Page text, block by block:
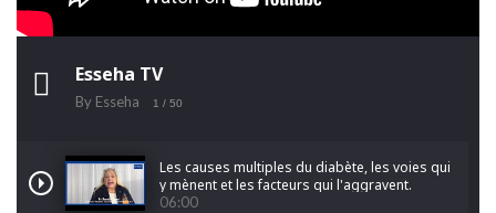
Esseha TV
By Esseha 1 / 50
Les causes multiples du diabète, les voies qui
y mènent et les facteurs qui l'aggravent.
06:00